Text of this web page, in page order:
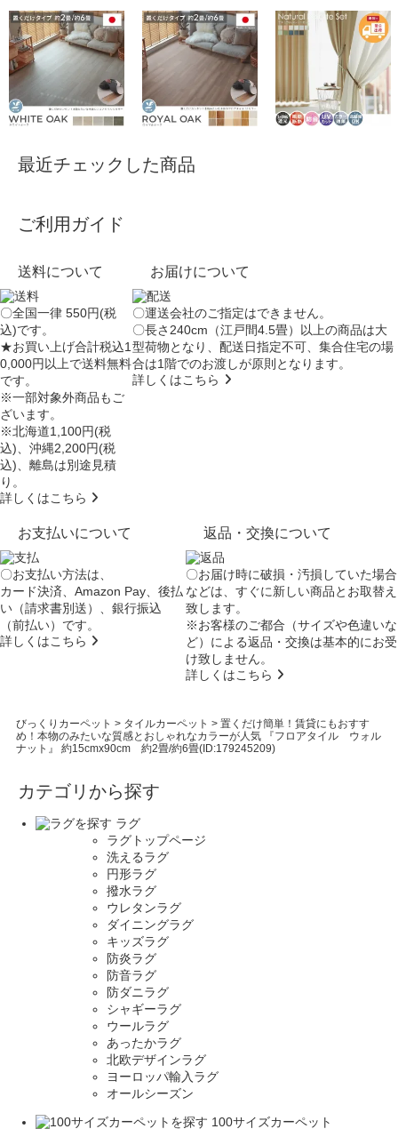
最近チェックした商品
ご利用ガイド
送料について
〇全国一律 550円(税
込)です。
★お買い上げ合計税込1
0,000円以上で送料無料
です。
※一部対象外商品もご
ざいます。
※北海道1,100円(税
込)、沖縄2,200円(税
込)、離島は別途見積
り。
詳しくはこちら
お届けについて
〇運送会社のご指定はできません。
〇長さ240cm（江戸間4.5畳）以上の商品は大
型荷物となり、配送日指定不可 、集合住宅の場
合は1階でのお渡しが原則となります。
詳しくはこちら
お支払いについて
〇お支払い方法は、
カード決済、Amazon Pay、後払
い（請求書別送）、銀行振込
（前払い）です。
詳しくはこちら
返品・交換について
〇お届け時に破損・汚損していた場合
などは、すぐに新しい商品とお取替え
致します。
※お客様のご都合（サイズや色違いな
ど）による返品・交換は基本的にお受
け致しません。
詳しくはこちら
びっくりカーペット > タイルカーペット > 置くだけ簡単！賃貸にもおすす
め！本物のみたいな質感とおしゃれなカラーが人気 『フロアタイル ウォル
ナット』 約15cmx90cm 約2畳/約6畳(ID:179245209)
カテゴリから探す
ラグ
ラグトップページ
洗えるラグ
円形ラグ
撥水ラグ
ウレタンラグ
ダイニングラグ
キッズラグ
防炎ラグ
防音ラグ
防ダニラグ
シャギーラグ
ウールラグ
あったかラグ
北欧デザインラグ
ヨーロッパ輸入ラグ
オールシーズン
100サイズカーペット